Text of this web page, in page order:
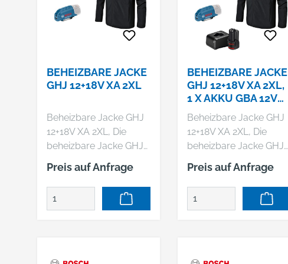
BEHEIZBARE JACKE
GHJ 12+18V XA 2XL
Beheizbare Jacke GHJ
12+18V XA 2XL, Die
beheizbare Jacke GHJ
12+18V XA ist das
perfekte
Kleidungsstück von
Bosch, um jene, die
Als ideale einteilige
Preis auf Anfrage
BEHEIZBARE JACKE
GHJ 12+18V XA 2XL,
1 X AKKU GBA 12V
2.0AH, LADEGERÄT
Beheizbare Jacke GHJ
12+18V XA 2XL, Die
beheizbare Jacke GHJ
12+18V XA ist das
perfekte
Kleidungsstück von
Bosch, um jene, die
Als ideale einteilige
Preis auf Anfrage